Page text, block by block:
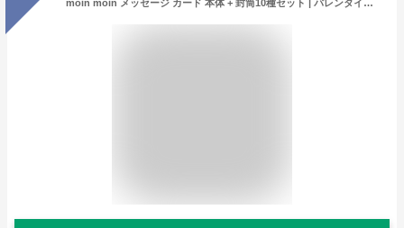
moin moin メッセージ カード 本体 + 封筒10種セット | バレンタイン ハート 赤 ピンク LOVE 愛 チョコレート 恋人 友達にも | チョコ バラ ローズ | 柄 おしゃれ 箔押し 大容量 2008me129